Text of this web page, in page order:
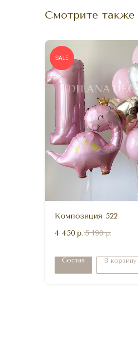
Смотрите также
SALE
Композиция 522
4 450 р. 5 190 р.
Состав В корзину